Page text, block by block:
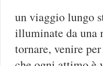
un viaggio lungo
illuminate da una
tornare, venire